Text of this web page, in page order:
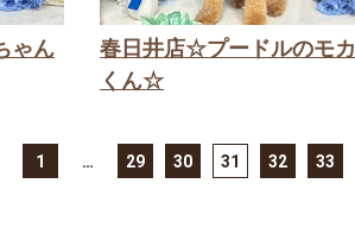
ゃん
春日井店☆プードルのモカ
くん☆
1 … 29 30 31 32 33